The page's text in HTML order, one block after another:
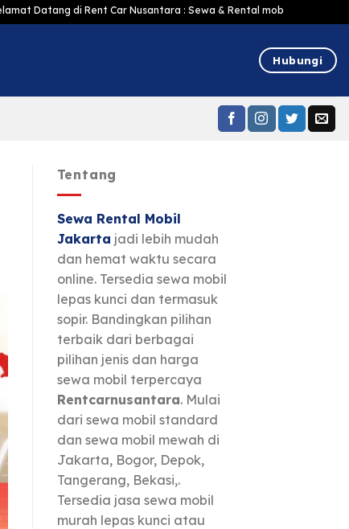
di Rent Car Nusantara : Sewa & Rental mobil Jakarta Murah Harga
Hubungi
Tentang
Sewa Rental Mobil
Jakarta jadi lebih mudah
dan hemat waktu secara
online. Tersedia sewa mobil
lepas kunci dan termasuk
sopir. Bandingkan pilihan
terbaik dari berbagai
pilihan jenis dan harga
sewa mobil terpercaya
Rentcarnusantara. Mulai
dari sewa mobil standard
dan sewa mobil mewah di
Jakarta, Bogor, Depok,
Tangerang, Bekasi,.
Tersedia jasa sewa mobil
murah lepas kunci atau